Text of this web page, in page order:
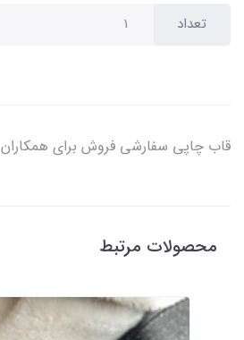
تعداد
قاب چاپی سفارشی فروش برای همکاران
محصولات مرتبط